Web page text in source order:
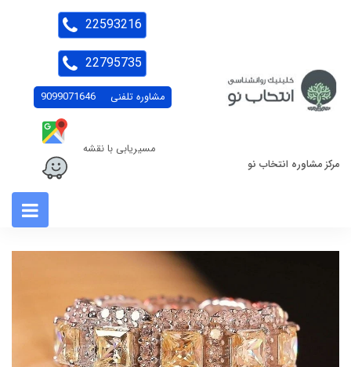
مرکز مشاوره انتخاب نو
مشاوره تلفنی 9099071646
مسیریابی با نقشه
22593216
22795735